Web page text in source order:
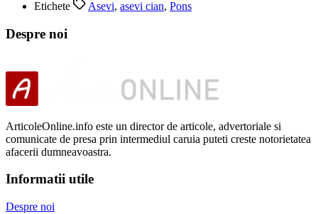
Etichete Asevi, asevi cian, Pons
Despre noi
ArticoleOnline.info este un director de articole, advertoriale si
comunicate de presa prin intermediul caruia puteti creste notorietatea
afacerii dumneavoastra.
Informatii utile
Despre noi